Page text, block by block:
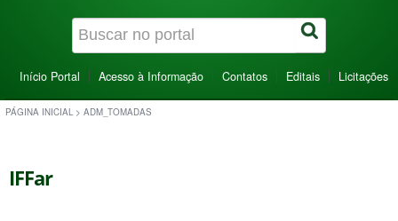
Início Portal Acesso à Informação Contatos Editais Licitações
PÁGINA INICIAL > ADM_TOMADAS
IFFar